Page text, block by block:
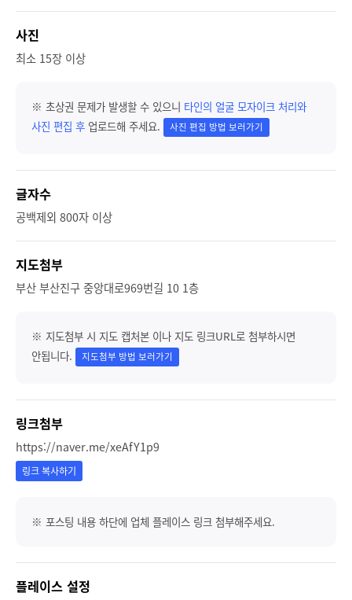
사진
최소 15장 이상
※ 초상권 문제가 발생할 수 있으니 타인의 얼굴 모자이크 처리와
사진 편집 후 업로드해 주세요. 사진 편집 방법 보러가기
글자수
공백제외 800자 이상
지도첨부
부산 부산진구 중앙대로969번길 10 1층
※ 지도첨부 시 지도 캡처본 이나 지도 링크URL로 첨부하시면
안됩니다.
지도첨부 방법 보러가기
링크첨부
https://naver.me/xeAfY1p9
링크 복사하기
※ 포스팅 내용 하단에 업체 플레이스 링크 첨부해주세요.
플레이스 설정